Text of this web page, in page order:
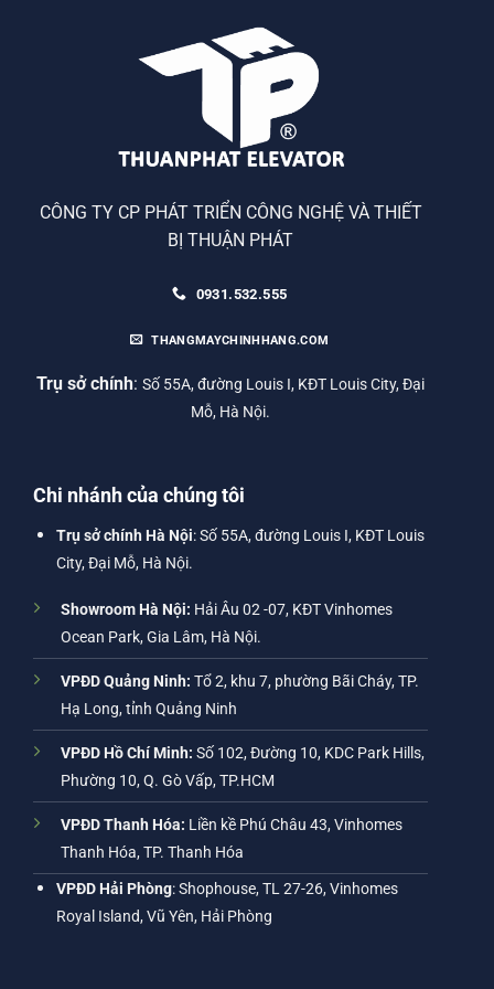
CÔNG TY CP PHÁT TRIỂN CÔNG NGHỆ VÀ THIẾT
BỊ THUẬN PHÁT
0931.532.555
THANGMAYCHINHHANG.COM
Trụ sở chính: Số 55A, đường Louis I, KĐT Louis City, Đại
Mỗ, Hà Nội.
Chi nhánh của chúng tôi
Trụ sở chính Hà Nội: Số 55A, đường Louis I, KĐT Louis
City, Đại Mỗ, Hà Nội.
Showroom Hà Nội: Hải Âu 02 -07, KĐT Vinhomes
Ocean Park, Gia Lâm, Hà Nội.
VPĐD Quảng Ninh: Tổ 2, khu 7, phường Bãi Cháy, TP.
Hạ Long, tỉnh Quảng Ninh
VPĐD Hồ Chí Minh: Số 102, Đường 10, KDC Park Hills,
Phường 10, Q. Gò Vấp, TP.HCM
VPĐD Thanh Hóa: Liền kề Phú Châu 43, Vinhomes
Thanh Hóa, TP. Thanh Hóa
VPĐD Hải Phòng: Shophouse, TL 27-26, Vinhomes
Royal Island, Vũ Yên, Hải Phòng